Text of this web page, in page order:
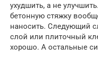
ухудшить, а не
бетонную стяжку
наносить. Следующий
слой или плиточный
хорошо. А остальные